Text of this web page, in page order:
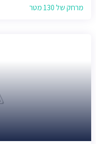
מרחק של 130 מטר